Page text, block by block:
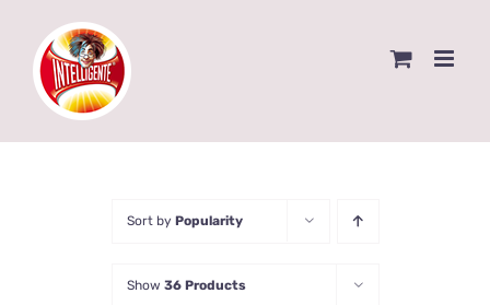
content
Sort by Popularity
Show 36 Products